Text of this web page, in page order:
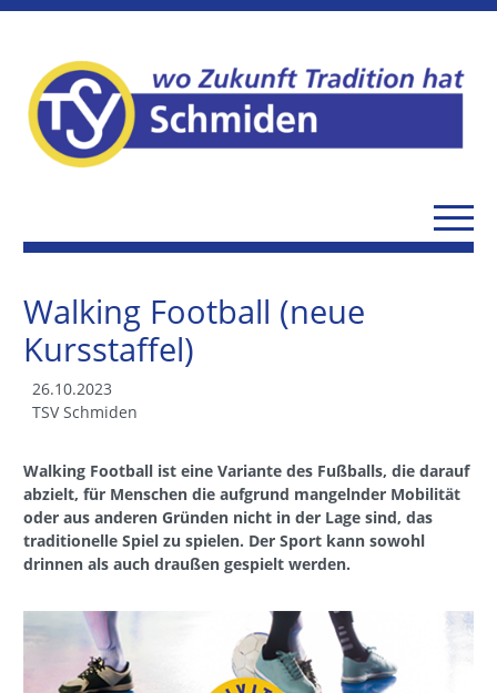
Walking Football (neue
Kursstaffel)
26.10.2023
TSV Schmiden
Walking Football ist eine Variante des Fußballs, die darauf
abzielt, für Menschen die aufgrund mangelnder Mobilität
oder aus anderen Gründen nicht in der Lage sind, das
traditionelle Spiel zu spielen. Der Sport kann sowohl
drinnen als auch draußen gespielt werden.